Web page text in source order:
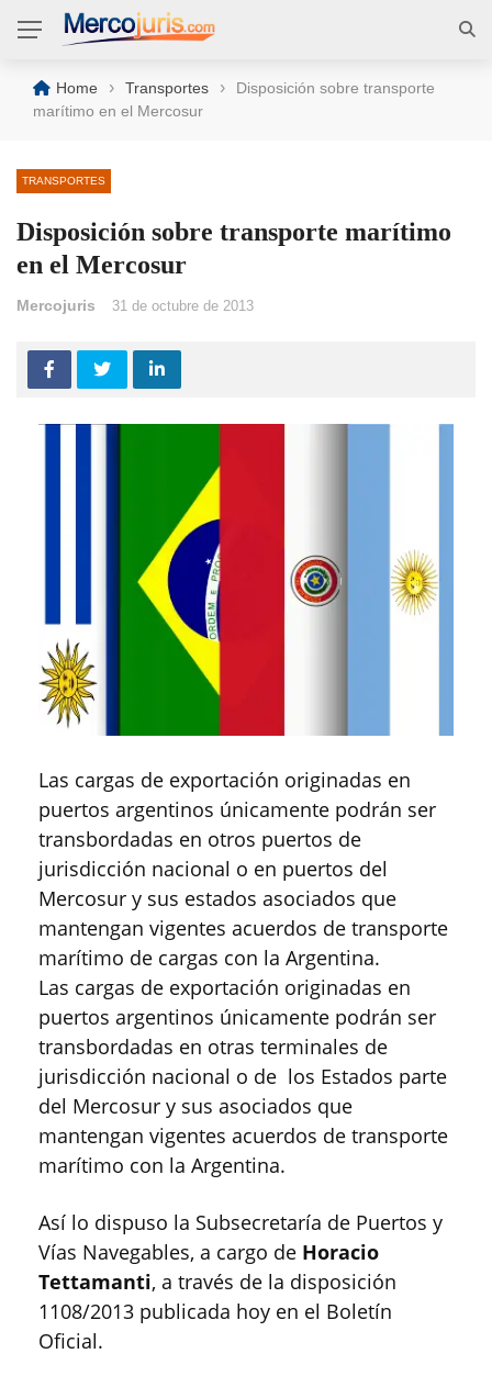
Home › Transportes ›
Disposición sobre transporte
marítimo en el Mercosur
TRANSPORTES
Disposición sobre transporte marítimo
en el Mercosur
Mercojuris 31 de octubre de 2013
Las cargas de exportación originadas en
puertos argentinos únicamente podrán ser
transbordadas en otros puertos de
jurisdicción nacional o en puertos del
Mercosur y sus estados asociados que
mantengan vigentes acuerdos de transporte
marítimo de cargas con la Argentina.
Las cargas de exportación originadas en
puertos argentinos únicamente podrán ser
transbordadas en otras terminales de
jurisdicción nacional o de los Estados parte
del Mercosur y sus asociados que
mantengan vigentes acuerdos de transporte
marítimo con la Argentina.
Así lo dispuso la Subsecretaría de Puertos y
Vías Navegables, a cargo de Horacio
Tettamanti, a través de la disposición
1108/2013 publicada hoy en el Boletín
Oficial.